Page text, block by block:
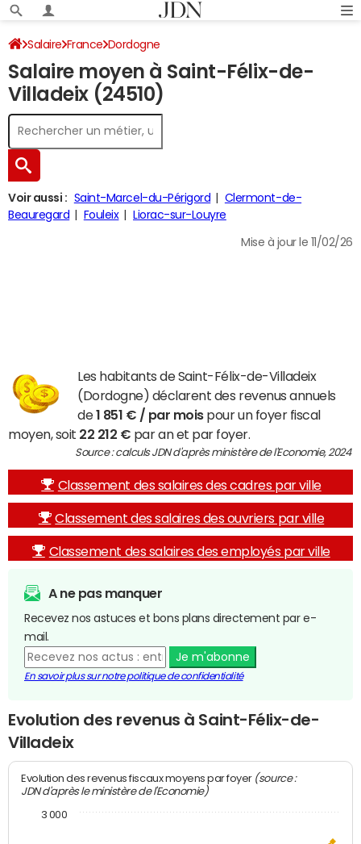
Salaire France Dordogne
Salaire moyen à Saint-Félix-de-
Villadeix (24510)
Voir aussi : Saint-Marcel-du-Périgord
Clermont-de-
Beauregard
Fouleix Liorac-sur-Louyre
Mise à jour le 11/02/26
Les habitants de Saint-Félix-de-Villadeix
(Dordogne) déclarent des revenus annuels
de1 851 € / par moispour un foyer fiscal
moyen, soit 22 212 € par an et par foyer.
Source : calculs JDN d'après ministère de l'Economie, 2024
Classement des salaires des cadres par ville
Classement des salaires des ouvriers par ville
Classement des salaires des employés par ville
A ne pas manquer
Recevez nos astuces et bons plans directement par e-
mail.
Je m'abonne
En savoir plus sur notre politique de confidentialité
Evolution des revenus à Saint-Félix-de-
Villadeix
Evolution des revenus fiscaux moyens par foyer (source :
JDN d'après le ministère de l'Economie)
3 000